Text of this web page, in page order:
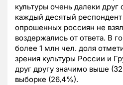
культуры очень далеки друг
каждый десятый
опрошенных россиян не
воздержались от ответа. В
более 1 млн чел. доля
зрения культуры России и
друг другу значимо выше
выборке (26,4%).